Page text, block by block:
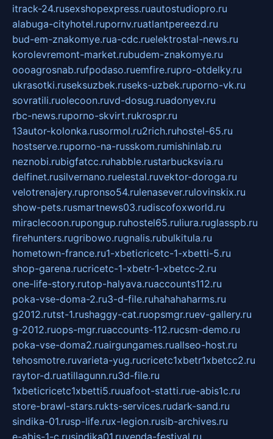
itrack-24.rusexshopexpress.ruautostudiopro.ru
alabuga-cityhotel.rupornv.ruatlantpereezd.ru
bud-em-znakomye.rua-cdc.ruelektrostal-news.ru
korolevremont-market.rubudem-znakomye.ru
oooagrosnab.rufpodaso.ruemfire.rupro-otdelky.ru
ukrasotki.ruseksuzbek.ruseks-uzbek.ruporno-vk.ru
sovratili.ruolecoon.ruvd-dosug.ruadonyev.ru
rbc-news.ruporno-skvirt.rukrospr.ru
13autor-kolonka.rusormol.ru2rich.ruhostel-65.ru
hostserve.ruporno-na-russkom.rumishinlab.ru
neznobi.rubigfatcc.ruhabble.rustarbucksvia.ru
delfinet.rusilvernano.ruelestal.ruvektor-doroga.ru
velotrenajery.rupronso54.rulenasever.rulovinskix.ru
show-pets.rusmartnews03.rudiscofoxworld.ru
miraclecoon.rupongup.ruhostel65.ruliura.ruglasspb.ru
firehunters.rugribowo.rugnalis.rubulkitula.ru
hometown-france.ru1-xbeticricetc-1-xbetti-5.ru
shop-garena.rucricetc-1-xbetr-1-xbetcc-2.ru
one-life-story.rutop-halyava.ruaccounts112.ru
poka-vse-doma-2.ru3-d-file.ruhahahaharms.ru
g2012.rutst-1.rushaggy-cat.ruopsmgr.ruev-gallery.ru
g-2012.ruops-mgr.ruaccounts-112.rucsm-demo.ru
poka-vse-doma2.ruairgungames.ruallseo-host.ru
tehosmotre.ruvarieta-yug.rucricetc1xbetr1xbetcc2.ru
raytor-d.ruatillagunn.ru3d-file.ru
1xbeticricetc1xbetti5.ruuafoot-statti.rue-abis1c.ru
store-brawl-stars.rukts-services.rudark-sand.ru
sindika-01.rusp-life.rux-legion.rusib-archives.ru
e-abis-1-c.rusindika01.ruvenda-festival.ru